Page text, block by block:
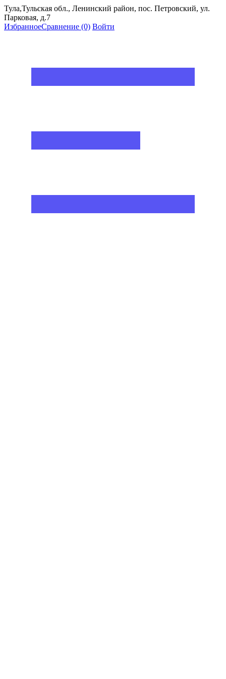
Тула,Тульская обл., Ленинский район, пос. Петровский, ул.
Парковая, д.7
ИзбранноеСравнение (0) Войти